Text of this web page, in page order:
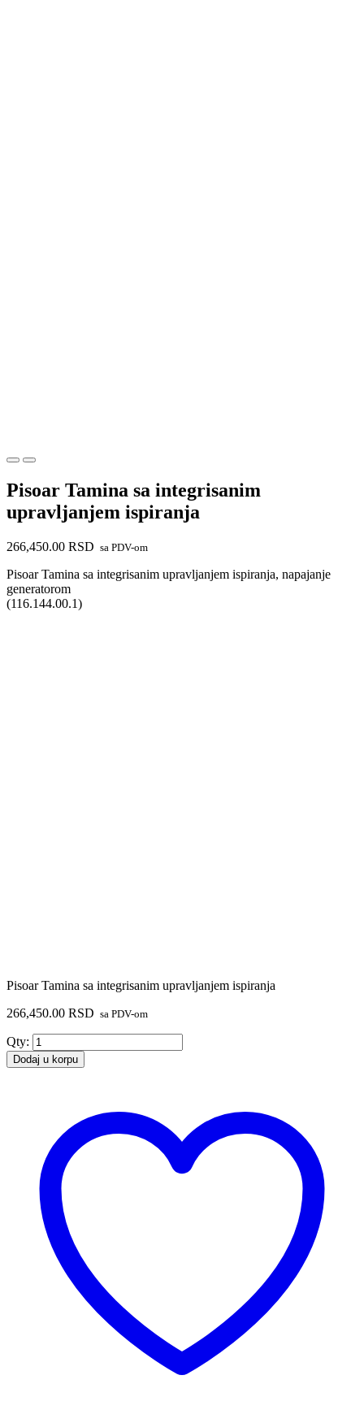
Pisoar Tamina sa integrisanim
upravljanjem ispiranja
266,450.00 RSD sa PDV-om
Pisoar Tamina sa integrisanim upravljanjem ispiranja, napajanje
generatorom
(116.144.00.1)
Pisoar Tamina sa integrisanim upravljanjem ispiranja
266,450.00 RSD sa PDV-om
Qty: Pisoar
Tamina
sa
količina
Dodaj u korpu